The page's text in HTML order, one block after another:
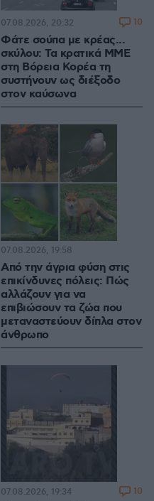
Φάτε σούπα με κρέας...
σκύλου: Τα κρατικά ΜΜΕ
στη Βόρεια Κορέα τη
συστήνουν ως διέξοδο
στον καύσωνα
07.08.2026, 20:32 10
Από την άγρια φύση στις
επικίνδυνες πόλεις: Πώς
αλλάζουν για να
επιβιώσουν τα ζώα που
μεταναστεύουν δίπλα στον
άνθρωπο
07.08.2026, 19:58
07.08.2026, 19:34 10